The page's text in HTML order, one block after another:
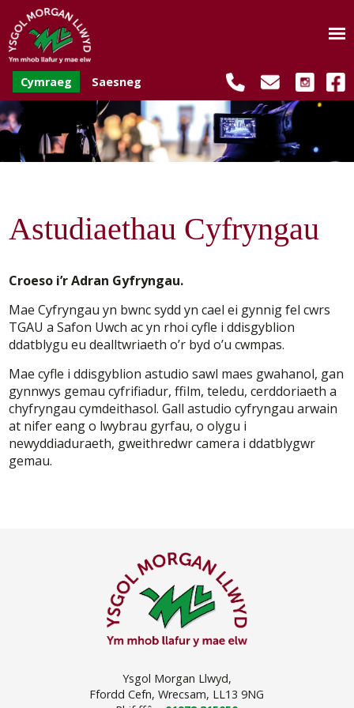
Cymraeg Saesneg
Astudiaethau Cyfryngau
Croeso i’r Adran Gyfryngau.
Mae Cyfryngau yn bwnc sydd yn cael ei gynnig fel cwrs
TGAU a Safon Uwch ac yn rhoi cyfle i ddisgyblion
ddatblygu eu dealltwriaeth o’r byd o’u cwmpas.
Mae cyfle i ddisgyblion astudio sawl maes gwahanol, gan
gynnwys gemau cyfrifiadur, ffilm, teledu, cerddoriaeth a
chyfryngau cymdeithasol. Gall astudio cyfryngau arwain
at nifer eang o lwybrau gyrfau, o olygu i
newyddiaduraeth, gweithredwr camera i ddatblygwr
gemau.
Ysgol Morgan Llwyd,
Ffordd Cefn, Wrecsam, LL13 9NG